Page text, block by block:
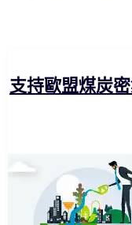
支持歐盟煤炭